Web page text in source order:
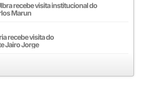
recebe visita institucional do
Marun
recebe visita do
Jairo Jorge